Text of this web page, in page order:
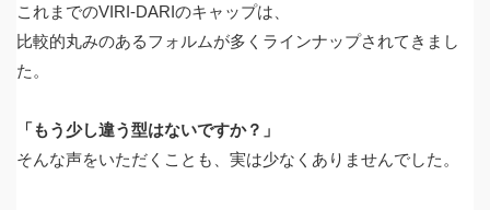
これまでのVIRI-DARIのキャップは、
比較的丸みのあるフォルムが多くラインナップされてきまし
た。
「もう少し違う型はないですか？」
そんな声をいただくことも、実は少なくありませんでした。